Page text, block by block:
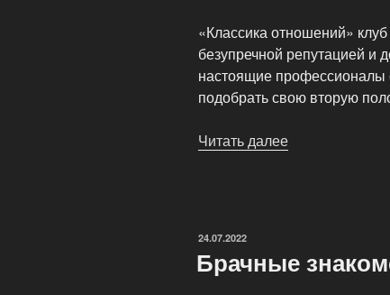
«Классика отношений»
безупречной репутацией
настоящие профессионалы
подобрать свою вторую
Читать далее
ОПУБЛИКОВАНО
24.07.2022
Брачные